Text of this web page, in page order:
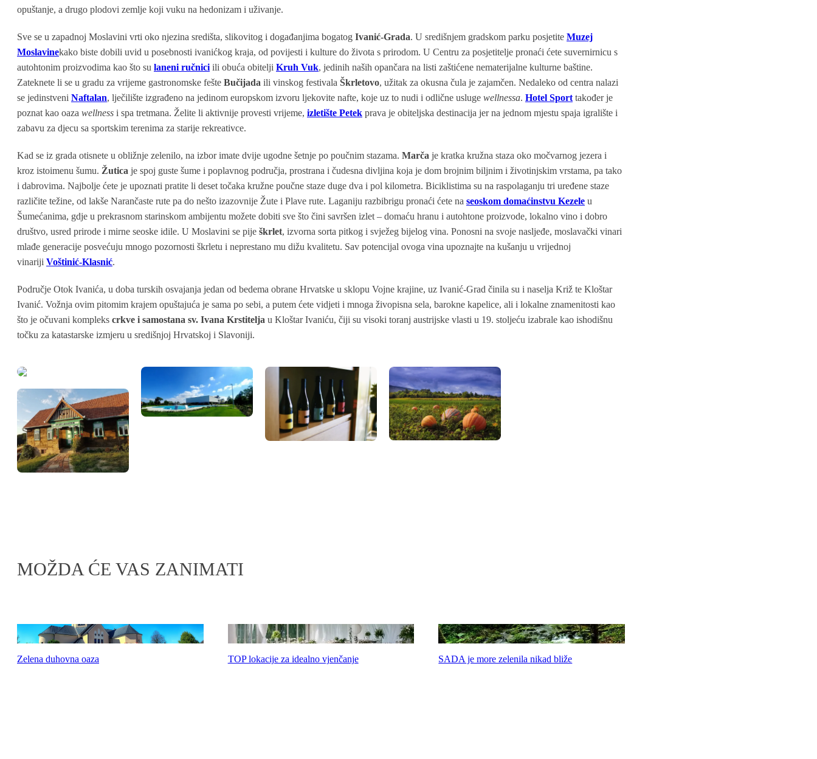
opuštanje, a drugo plodovi zemlje koji vuku na hedonizam i uživanje.
Sve se u zapadnoj Moslavini vrti oko njezina središta, slikovitog i događanjima bogatog Ivanić-Grada. U središnjem gradskom parku posjetite Muzej
Moslavinekako biste dobili uvid u posebnosti ivanićkog kraja, od povijesti i kulture do života s prirodom. U Centru za posjetitelje pronaći ćete suvernirnicu s
autohtonim proizvodima kao što su laneni ručnici ili obuća obitelji Kruh Vuk, jedinih naših opančara na listi zaštićene nematerijalne kulturne baštine.
Zateknete li se u gradu za vrijeme gastronomske fešte Bučijada ili vinskog festivala Škrletovo, užitak za okusna čula je zajamčen. Nedaleko od centra nalazi
se jedinstveni Naftalan, lječilište izgrađeno na jedinom europskom izvoru ljekovite nafte, koje uz to nudi i odlične usluge wellnessa. Hotel Sport također je
poznat kao oaza wellness i spa tretmana. Želite li aktivnije provesti vrijeme, izletište Petek prava je obiteljska destinacija jer na jednom mjestu spaja igralište i
zabavu za djecu sa sportskim terenima za starije rekreativce.
Kad se iz grada otisnete u obližnje zelenilo, na izbor imate dvije ugodne šetnje po poučnim stazama. Marča je kratka kružna staza oko močvarnog jezera i
kroz istoimenu šumu. Žutica je spoj guste šume i poplavnog područja, prostrana i čudesna divljina koja je dom brojnim biljnim i životinjskim vrstama, pa tako
i dabrovima. Najbolje ćete je upoznati pratite li deset točaka kružne poučne staze duge dva i pol kilometra. Biciklistima su na raspolaganju tri uređene staze
različite težine, od lakše Narančaste rute pa do nešto izazovnije Žute i Plave rute. Laganiju razbibrigu pronaći ćete na seoskom domaćinstvu Kezele u
Šumećanima, gdje u prekrasnom starinskom ambijentu možete dobiti sve što čini savršen izlet – domaću hranu i autohtone proizvode, lokalno vino i dobro
društvo, usred prirode i mirne seoske idile. U Moslavini se pije škrlet, izvorna sorta pitkog i svježeg bijelog vina. Ponosni na svoje nasljeđe, moslavački vinari
mlađe generacije posvećuju mnogo pozornosti škrletu i neprestano mu dižu kvalitetu. Sav potencijal ovoga vina upoznajte na kušanju u vrijednoj
vinariji Voštinić-Klasnić.
Područje Otok Ivanića, u doba turskih osvajanja jedan od bedema obrane Hrvatske u sklopu Vojne krajine, uz Ivanić-Grad činila su i naselja Križ te Kloštar
Ivanić. Vožnja ovim pitomim krajem opuštajuća je sama po sebi, a putem ćete vidjeti i mnoga živopisna sela, barokne kapelice, ali i lokalne znamenitosti kao
što je očuvani kompleks crkve i samostana sv. Ivana Krstitelja u Kloštar Ivaniću, čiji su visoki toranj austrijske vlasti u 19. stoljeću izabrale kao ishodišnu
točku za katastarske izmjeru u središnjoj Hrvatskoj i Slavoniji.
MOŽDA ĆE VAS ZANIMATI
Zelena duhovna oaza TOP lokacije za idealno vjenčanje SADA je more zelenila nikad bliže